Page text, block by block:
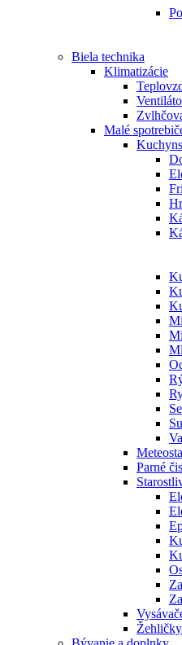
Biela technika
Klimatizácie
Malé
Parné
Žehličky